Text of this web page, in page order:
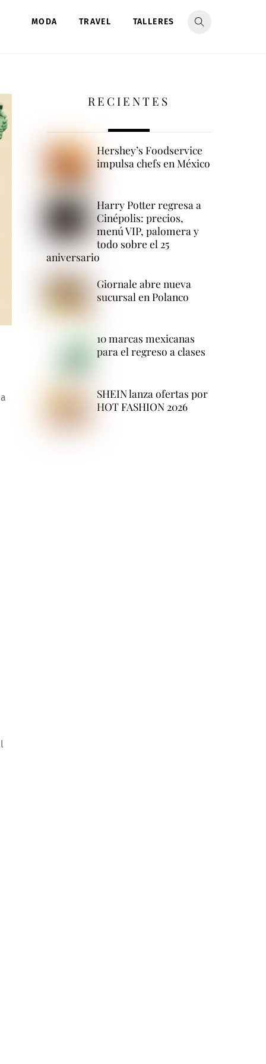
MODA TRAVEL TALLERES
RECIENTES
Hershey’s Foodservice
impulsa chefs en México
Harry Potter regresa a
Cinépolis: precios,
menú VIP, palomera y
todo sobre el 25
aniversario
Giornale abre nueva
sucursal en Polanco
10 marcas mexicanas
para el regreso a clases
SHEIN lanza ofertas por
HOT FASHION 2026